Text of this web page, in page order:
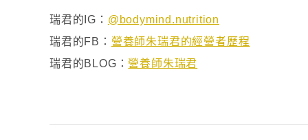
瑞君的IG： @bodymind.nutrition
瑞君的FB： 營養師朱瑞君的經營者歷程
瑞君的BLOG： 營養師朱瑞君